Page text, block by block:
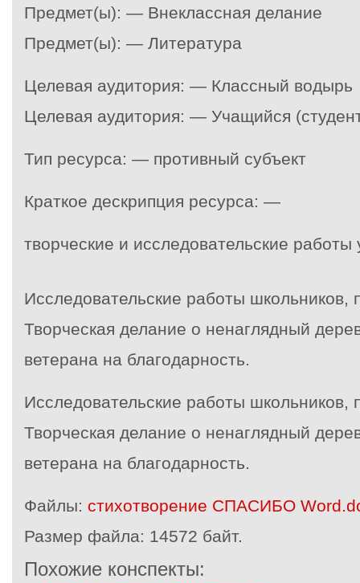
Предмет(ы): — Внеклассная делание
Предмет(ы): — Литература
Целевая аудитория: — Классный водырь
Целевая аудитория: — Учащийся
Тип ресурса: — противный субъект
Краткое дескрипция ресурса: —
творческие и исследовательские работы
Исследовательские работы
Творческая делание о ненаглядный
ветерана на благодарность.
Исследовательские работы
Творческая делание о ненаглядный
ветерана на благодарность.
Файлы: стихотворение СПАСИБО
Размер файла: 14572 байт.
Похожие конспекты: